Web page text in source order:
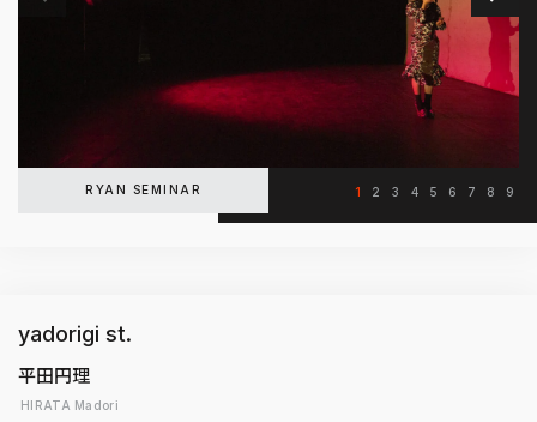
1 2 3 4 5 6 7 8 9
RYAN SEMINAR
yadorigi st.
平田円理
HIRATA Madori